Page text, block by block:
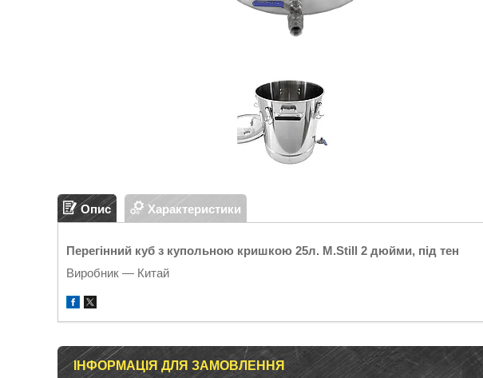
Опис Характеристики
Перегінний куб з купольною кришкою 25л. M.Still 2 дюйми, під тен
Виробник — Китай
ІНФОРМАЦІЯ ДЛЯ ЗАМОВЛЕННЯ